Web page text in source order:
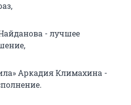
- лучшее
Аркадия Климахина -